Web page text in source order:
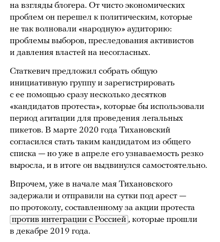
на взгляды блогера. От чисто экономических
проблем он перешел к политическим, которые
не так волновали «народную» аудиторию:
проблемы выборов, преследования активистов
и давления властей на несогласных.
Статкевич предложил собрать общую
инициативную группу и зарегистрировать
с ее помощью сразу несколько десятков
«кандидатов протеста», которые бы использовали
период агитации для проведения легальных
пикетов. В марте 2020 года Тихановский
согласился стать таким кандидатом из общего
списка — но уже в апреле его узнаваемость резко
выросла, и в итоге он выдвинулся самостоятельно.
Впрочем, уже в начале мая Тихановского
задержали и отправили на сутки под арест —
по протоколу, составленному за акции протеста
против интеграции с Россией , которые прошли
в декабре 2019 года.